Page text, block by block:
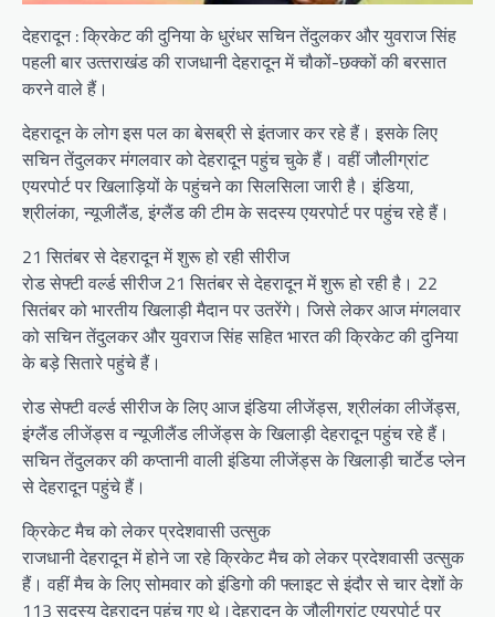
देहरादून : क्रिकेट की दुनिया के धुरंधर सचिन तेंदुलकर और युवराज सिंह
पहली बार उत्‍तराखंड की राजधानी देहरादून में चौकों-छक्‍कों की बरसात
करने वाले हैं।
देहरादून के लोग इस पल का बेसब्री से इंतजार कर रहे हैं। इसके लिए
सचिन तेंदुलकर मंगलवार को देहरादून पहुंच चुके हैं। वहीं जौलीग्रांट
एयरपोर्ट पर खिलाड़ियों के पहुंचने का सिलसिला जारी है। इंडिया,
श्रीलंका, न्यूजीलैंड, इंग्लैंड की टीम के सदस्य एयरपोर्ट पर पहुंच रहे हैं।
21 सितंबर से देहरादून में शुरू हो रही सीरीज
रोड सेफ्टी वर्ल्‍ड सीरीज 21 सितंबर से देहरादून में शुरू हो रही है। 22
सितंबर को भारतीय खिलाड़ी मैदान पर उतरेंगे। जिसे लेकर आज मंगलवार
को सचिन तेंदुलकर और युवराज सिंह सहित भारत की क्रिकेट की दुनिया
के बड़े सितारे पहुंचे हैं।
रोड सेफ्टी वर्ल्ड सीरीज के लिए आज इंडिया लीजेंड्स, श्रीलंका लीजेंड्स,
इंग्लैंड लीजेंड्स व न्यूजीलैंड लीजेंड्स के खिलाड़ी देहरादून पहुंच रहे हैं।
सचिन तेंदुलकर की कप्तानी वाली इंडिया लीजेंड्स के खिलाड़ी चार्टेड प्लेन
से देहरादून पहुंचे हैं।
क्रिकेट मैच को लेकर प्रदेशवासी उत्सुक
राजधानी देहरादून में होने जा रहे क्रिकेट मैच को लेकर प्रदेशवासी उत्सुक
हैं। वहीं मैच के लिए सोमवार को इंडिगो की फ्लाइट से इंदौर से चार देशों के
113 सदस्य देहरादून पहुंच गए थे।देहरादून के जौलीग्रांट एयरपोर्ट पर